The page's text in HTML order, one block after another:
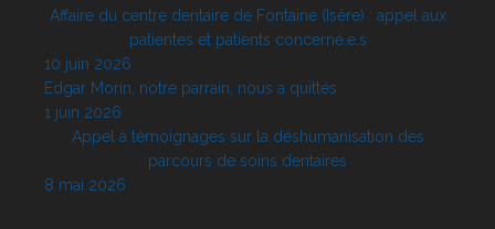
Affaire du centre dentaire de Fontaine (Isère) : appel aux
patientes et patients concerné.e.s
10 juin 2026
Edgar Morin, notre parrain, nous a quittés
1 juin 2026
Appel à témoignages sur la déshumanisation des
parcours de soins dentaires
8 mai 2026